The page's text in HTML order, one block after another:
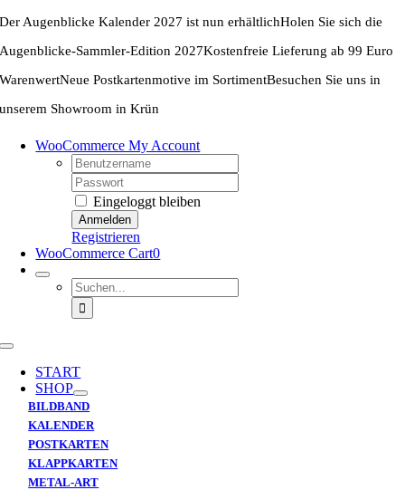
Zum
Inhalt
springen
Der Augenblicke Kalender 2027 ist nun erhältlichHolen Sie sich die
Augenblicke-Sammler-Edition 2027Kostenfreie Lieferung ab 99 Euro
WarenwertNeue Postkartenmotive im SortimentBesuchen Sie uns in
unserem Showroom in Krün
WooCommerce My Account
Username:
Password:
Eingeloggt bleiben
Registrieren
WooCommerce Cart0
Suche
nach:
Toggle
NavigationSTART
SHOP
BILDBAND
KALENDER
POSTKARTEN
KLAPPKARTEN
METAL-ART